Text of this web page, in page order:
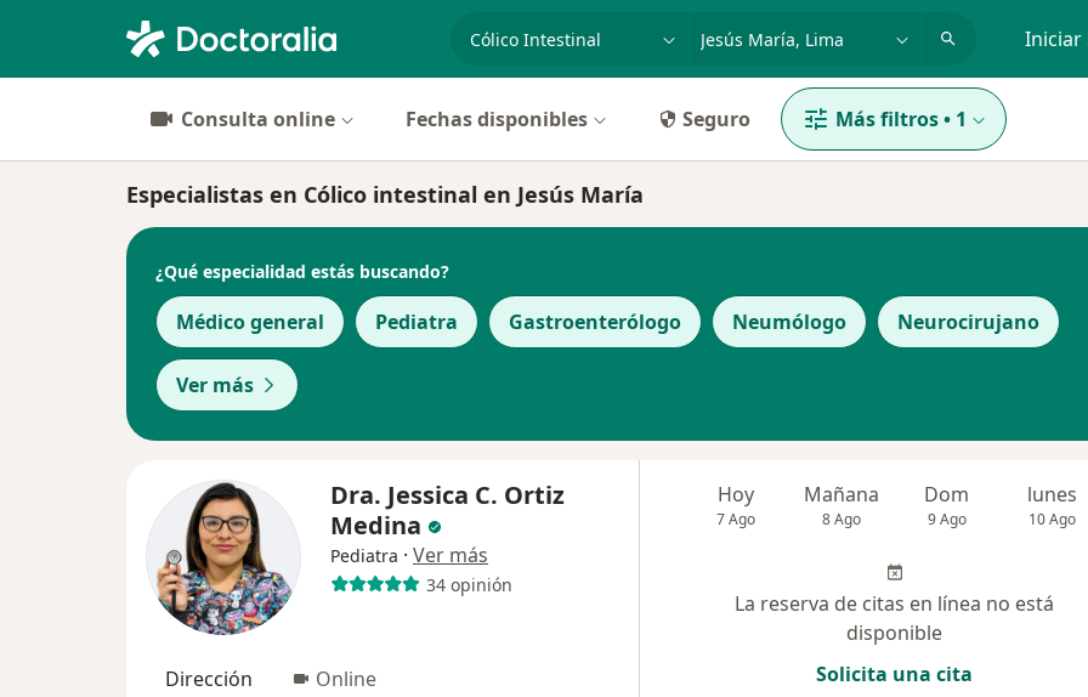
especialidad, enfermedad o nombre
p. ej. Lima Iniciar
Consulta online Fechas disponibles Seguro Más filtros• 1
Especialistas en Cólico intestinal en Jesús María
¿Qué especialidad estás buscando?
Médico general Pediatra Gastroenterólogo Neumólogo Neurocirujano
Ver más
Dra. Jessica C. Ortiz
Medina
Pediatra · Ver más
34 opinión
Dirección Online
Hoy
7 Ago
Mañana
8 Ago
Dom
9 Ago
lunes
10 Ago
La reserva de citas en línea no está
disponible
Solicita una cita